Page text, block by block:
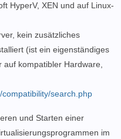
HyperV, XEN und auf Linux-
kein zusätzliches
(ist ein eigenständiges
kompatibler Hardware,
search.php
und Starten einer
im